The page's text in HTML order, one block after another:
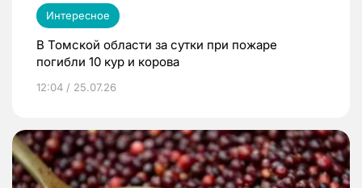
Интересное
В Томской области за сутки при пожаре
погибли 10 кур и корова
12:04 / 25.07.26